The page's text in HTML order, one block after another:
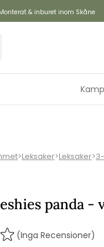
& inburet inom Skåne
>Leksaker>Leksaker>
panda
(Inga Recensioner)